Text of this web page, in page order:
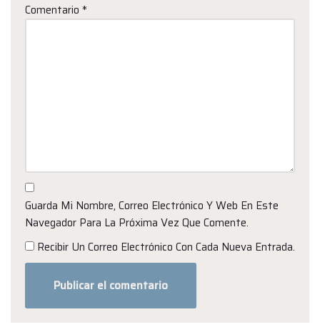
Comentario *
Guarda Mi Nombre, Correo Electrónico Y Web En Este
Navegador Para La Próxima Vez Que Comente.
Recibir Un Correo Electrónico Con Cada Nueva Entrada.